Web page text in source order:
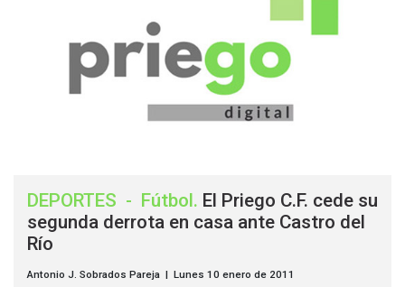
DEPORTES - Fútbol. El Priego C.F. cede su
segunda derrota en casa ante Castro del
Río
Antonio J. Sobrados Pareja | Lunes 10 enero de 2011